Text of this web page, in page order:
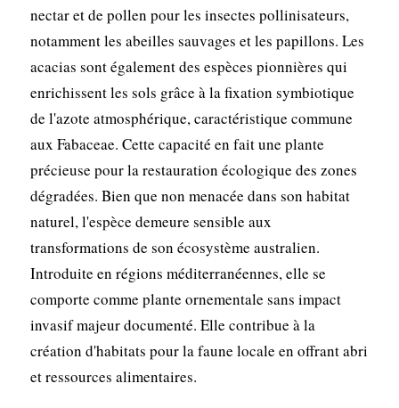
nectar et de pollen pour les insectes pollinisateurs,
notamment les abeilles sauvages et les papillons. Les
acacias sont également des espèces pionnières qui
enrichissent les sols grâce à la fixation symbiotique
de l'azote atmosphérique, caractéristique commune
aux Fabaceae. Cette capacité en fait une plante
précieuse pour la restauration écologique des zones
dégradées. Bien que non menacée dans son habitat
naturel, l'espèce demeure sensible aux
transformations de son écosystème australien.
Introduite en régions méditerranéennes, elle se
comporte comme plante ornementale sans impact
invasif majeur documenté. Elle contribue à la
création d'habitats pour la faune locale en offrant abri
et ressources alimentaires.